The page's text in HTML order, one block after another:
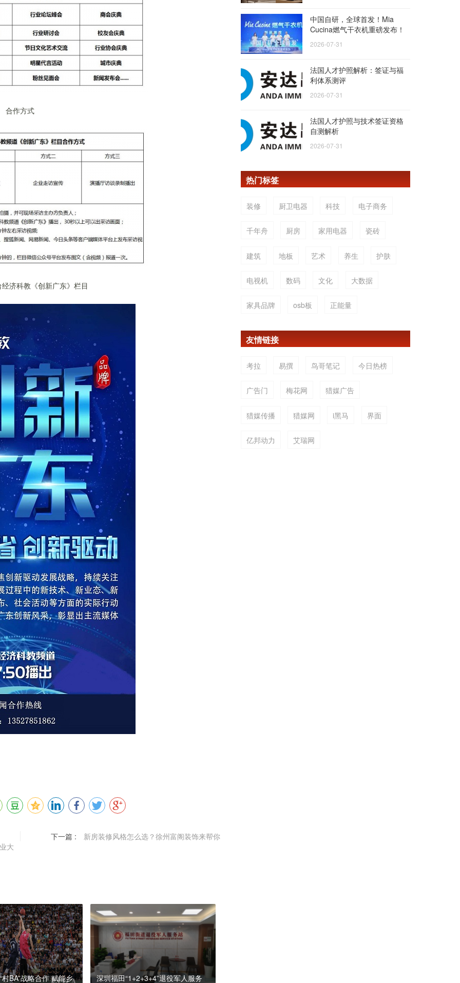
合作方式
济科教《创新广东》栏目
大
下一篇 : 新房装修风格怎么选？徐州富阁装饰来帮你
BA”战略合作 赋能乡 深圳福田“1+2+3+4”退役军人服务
中国自研，全球首发！Mia
Cucina燃气干衣机重磅发布！
2026-07-31
法国人才护照解析：签证与福
利体系测评
2026-07-31
法国人才护照与技术签证资格
自测解析
2026-07-31
热门标签
装修 厨卫电器 科技 电子商务
千年舟 厨房 家用电器 瓷砖
建筑 地板 艺术 养生 护肤
电视机 数码 文化 大数据
家具品牌 osb板 正能量
友情链接
考拉 易撰 鸟哥笔记 今日热榜
广告门 梅花网 猎媒广告
猎媒传播 猎媒网 i黑马 界面
亿邦动力 艾瑞网